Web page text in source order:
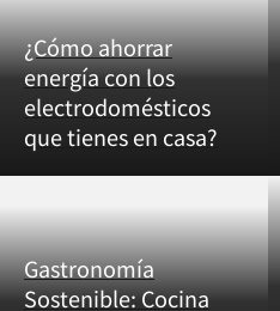
¿Cómo ahorrar
energía con los
electrodomésticos
que tienes en casa?
Gastronomía
Sostenible: Cocina